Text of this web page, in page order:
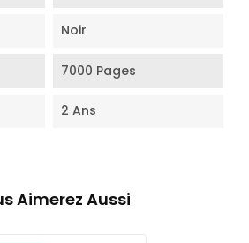
Noir
7000 Pages
2 Ans
Aimerez Aussi